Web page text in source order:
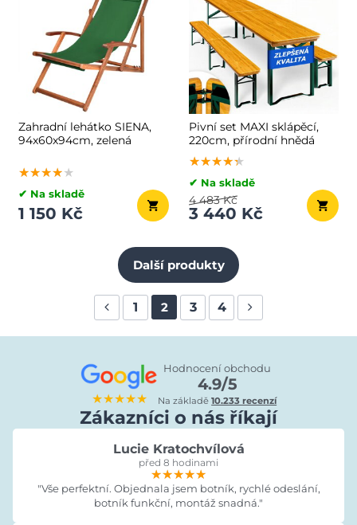
Zahradní lehátko SIENA,
94x60x94cm, zelená
★★★★★
★★★★★
★★★★★
✔ Na skladě
1 150 Kč
Pivní set MAXI sklápěcí,
220cm, přírodní hnědá
★★★★★
★★★★★
★★★★★
✔ Na skladě
3 440 Kč
4 483 Kč
Další produkty
1 2 3 4
★★★★★
Hodnocení obchodu
4.9/5
Na základě10.233 recenzí
Zákazníci o nás říkají
Lucie Kratochvílová
před 8 hodinami
★★★★★
★★★★★
★★★★★
"Vše perfektní. Objednala jsem botník, rychlé odeslání,
botník funkční, montáž snadná."